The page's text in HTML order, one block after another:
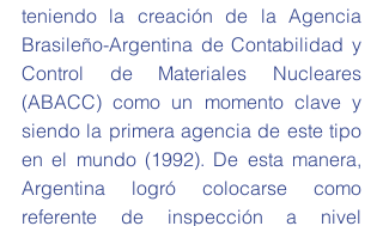
teniendo la creación de la Agencia
Brasileño-Argentina de Contabilidad y
Control de Materiales Nucleares
(ABACC) como un momento clave y
siendo la primera agencia de este tipo
en el mundo (1992). De esta manera,
Argentina logró colocarse como
referente de inspección a nivel